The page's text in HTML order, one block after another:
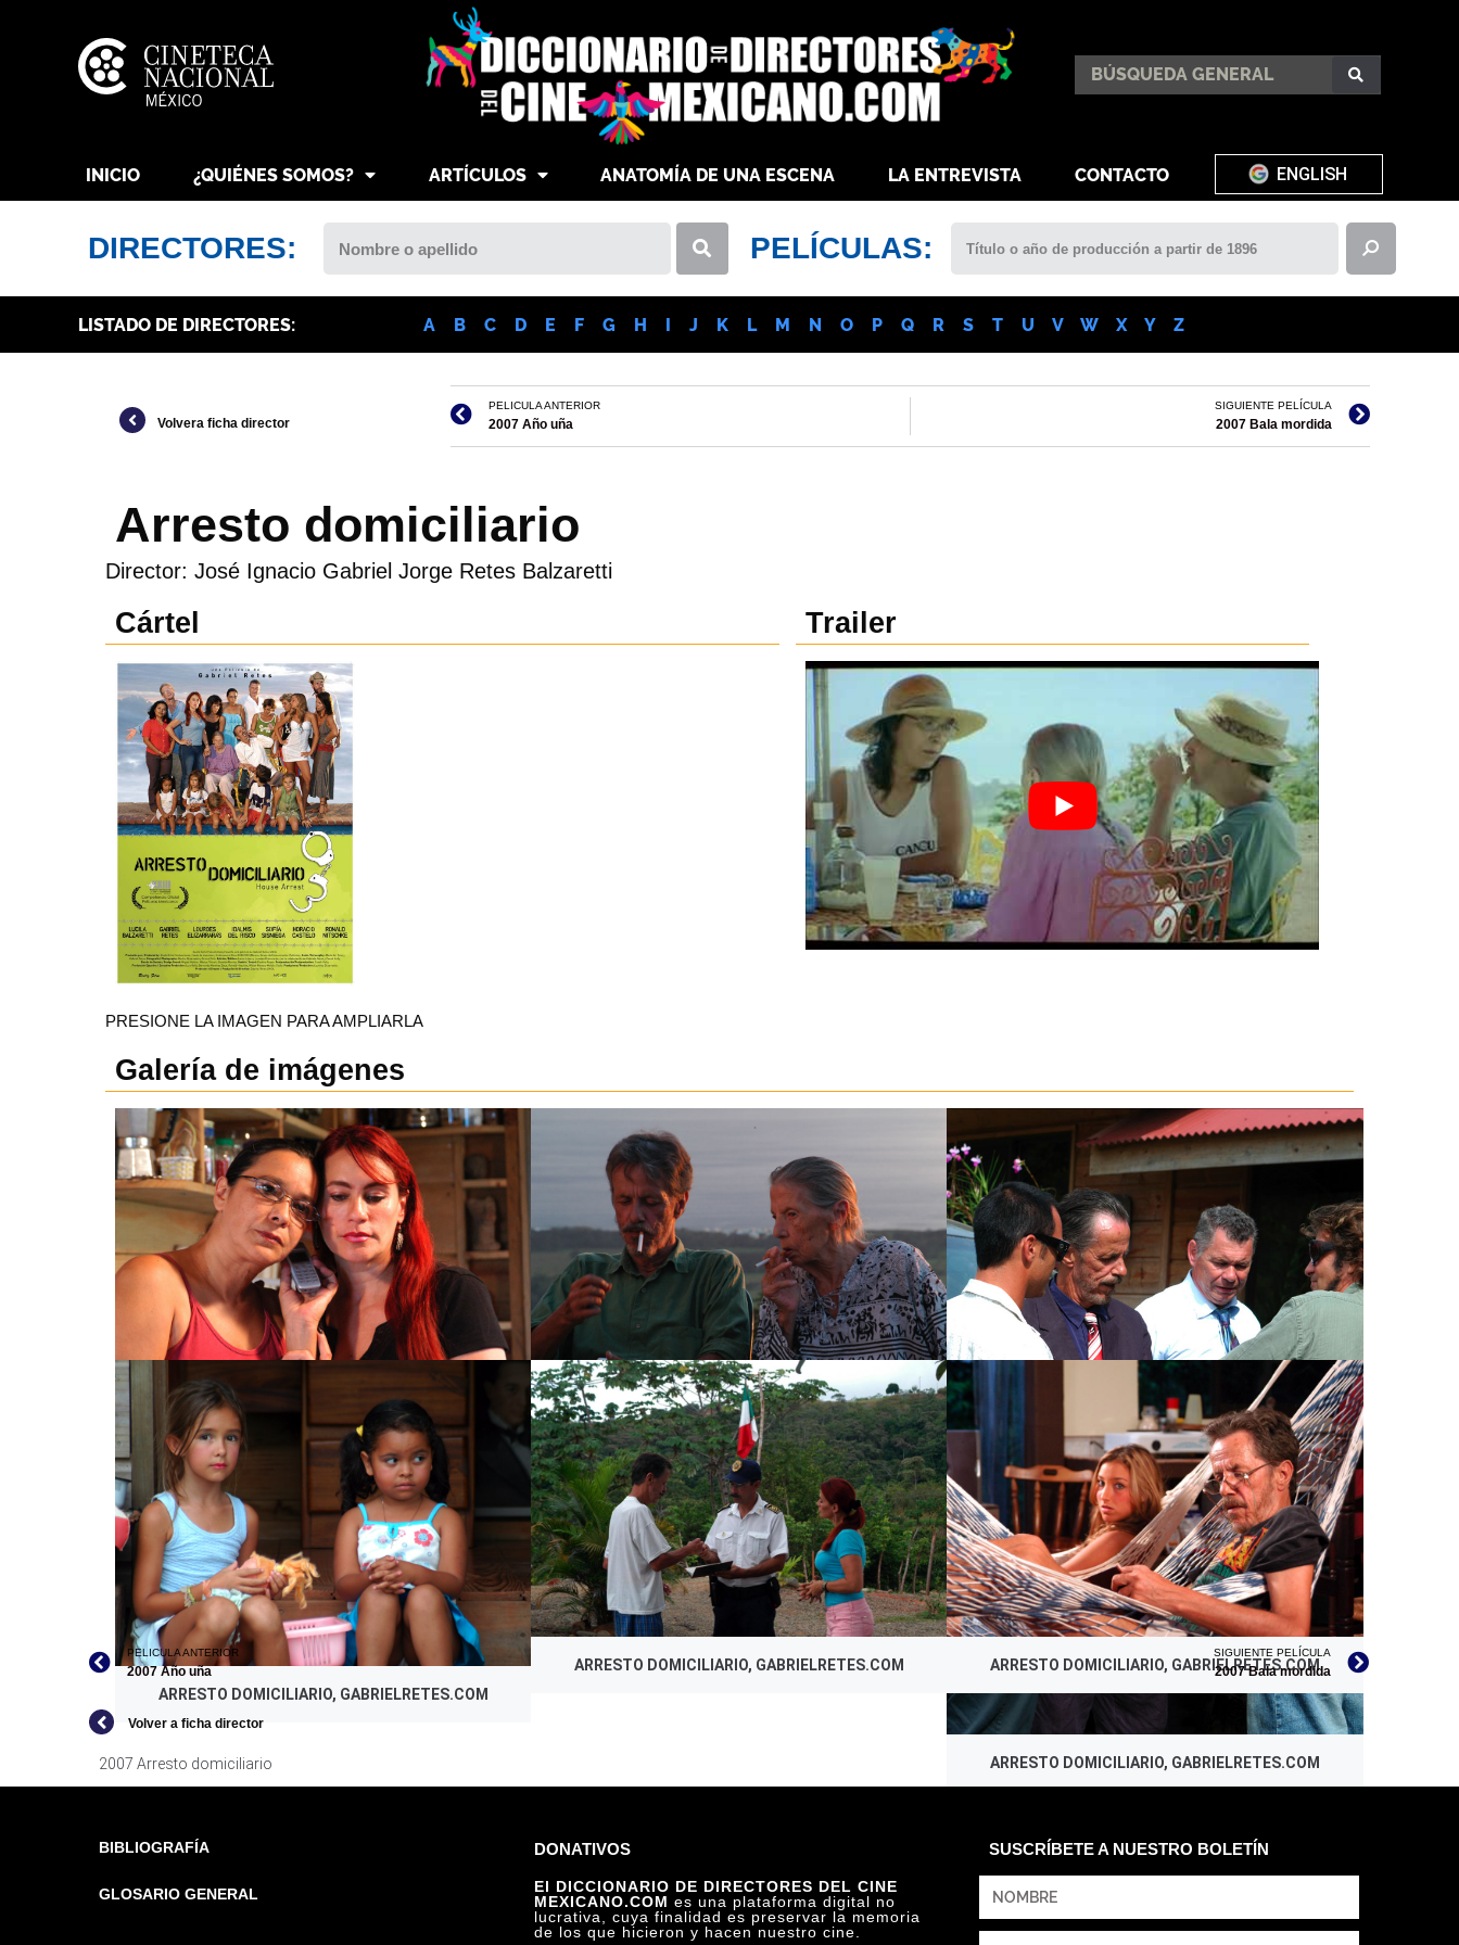
INICIO ¿QUIÉNES SOMOS? ARTÍCULOS ANATOMÍA DE UNA ESCENA LA ENTREVISTA CONTACTO ENGLISH
DIRECTORES: PELÍCULAS:
LISTADO DE DIRECTORES: A B C D E F G H I J K L M N O P Q R S T U V W X Y Z
Volvera ficha director
PELICULA ANTERIOR
2007 Año uña
SIGUIENTE PELÍCULA
2007 Bala mordida
Arresto domiciliario
Director: José Ignacio Gabriel Jorge Retes Balzaretti
Cártel Trailer
PRESIONE LA IMAGEN PARA AMPLIARLA
Galería de imágenes
ARRESTO DOMICILIARIO, GABRIELRETES.COM ARRESTO DOMICILIARIO, GABRIELRETES.COM
ARRESTO DOMICILIARIO, GABRIELRETES.COM
ARRESTO DOMICILIARIO, GABRIELRETES.COM
ARRESTO DOMICILIARIO, GABRIELRETES.COM ARRESTO DOMICILIARIO, GABRIELRETES.COM
PELICULA ANTERIOR
2007 Año uña
SIGUIENTE PELÍCULA
2007 Bala mordida
Volver a ficha director
2007 Arresto domiciliario
BIBLIOGRAFÍA
GLOSARIO GENERAL
DONATIVOS
El DICCIONARIO DE DIRECTORES DEL CINE
MEXICANO.COM es una plataforma digital no
lucrativa, cuya finalidad es preservar la memoria
de los que hicieron y hacen nuestro cine.
SUSCRÍBETE A NUESTRO BOLETÍN